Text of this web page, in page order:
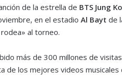
de la estrella de BTS Jung
en el estadio Al Bayt de
al torneo.
más de 300 millones de
de los mejores videos musicales